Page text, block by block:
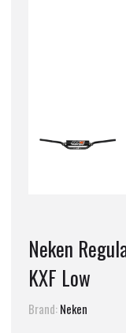
Neken
KXF Low
Brand:Neken